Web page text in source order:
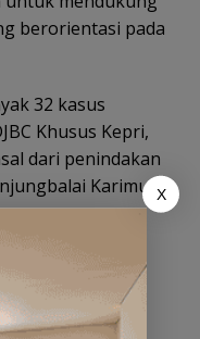
berorientasi pada
32 kasus
Khusus Kepri,
dari penindakan
Karimun.
di Batam,
dengan
X